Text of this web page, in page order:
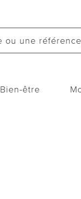
Bien-être